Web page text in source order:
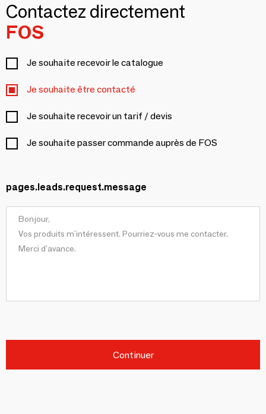
Contactez directement
FOS
Je souhaite recevoir le catalogue
Je souhaite être contacté
Je souhaite recevoir un tarif / devis
Je souhaite passer commande auprès de FOS
pages.leads.request.message
Continuer